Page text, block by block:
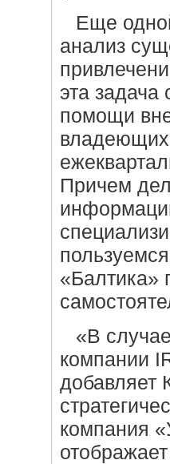
Еще
анализ
эта задача
помощи
Причем
«Балтика»
«В
компании
добавляет
компания